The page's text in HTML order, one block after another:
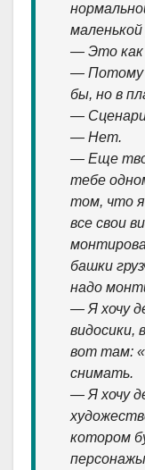
маленькой
— Это как
— Потому
бы, но в
—
— Нет.
— Еще
тебе
том, что
все свои
башки
надо
— Я хочу
видосики,
вот там:
снимать.
— Я хочу
котором